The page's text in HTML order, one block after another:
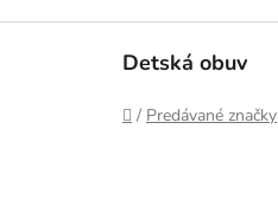
Detská obuv
Domov
/ Predávané značky